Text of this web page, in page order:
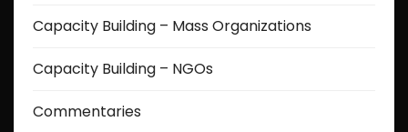
Capacity Building – Mass Organizations
Capacity Building – NGOs
Commentaries